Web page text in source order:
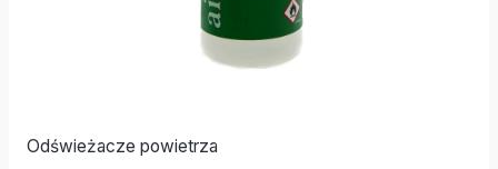
Odświeżacze powietrza